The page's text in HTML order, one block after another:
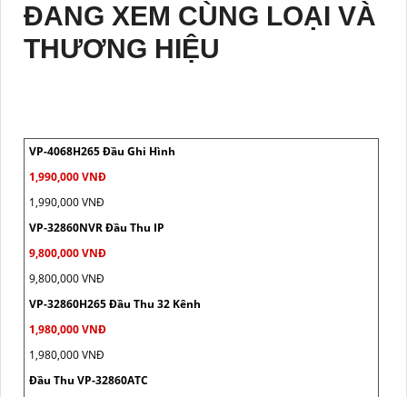
ĐANG XEM CÙNG LOẠI VÀ
THƯƠNG HIỆU
VP-4068H265 Đầu Ghi Hình
1,990,000 VNĐ
1,990,000 VNĐ
VP-32860NVR Đầu Thu IP
9,800,000 VNĐ
9,800,000 VNĐ
VP-32860H265 Đầu Thu 32 Kênh
1,980,000 VNĐ
1,980,000 VNĐ
Đầu Thu VP-32860ATC